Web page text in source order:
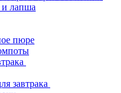
лапша
пюре
завтрака